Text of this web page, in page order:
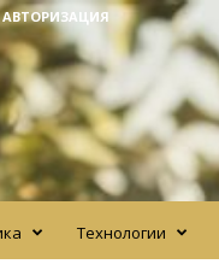
Технологии